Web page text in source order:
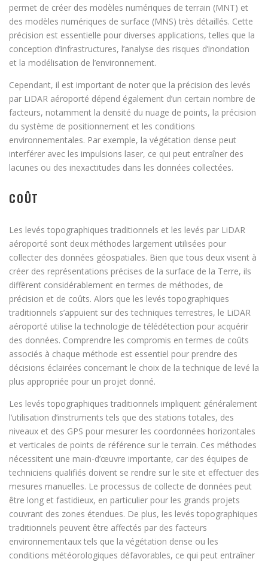
permet de créer des modèles numériques de terrain (MNT) et
des modèles numériques de surface (MNS) très détaillés. Cette
précision est essentielle pour diverses applications, telles que la
conception d’infrastructures, l’analyse des risques d’inondation
et la modélisation de l’environnement.
Cependant, il est important de noter que la précision des levés
par LiDAR aéroporté dépend également d’un certain nombre de
facteurs, notamment la densité du nuage de points, la précision
du système de positionnement et les conditions
environnementales. Par exemple, la végétation dense peut
interférer avec les impulsions laser, ce qui peut entraîner des
lacunes ou des inexactitudes dans les données collectées.
COÛT
Les levés topographiques traditionnels et les levés par LiDAR
aéroporté sont deux méthodes largement utilisées pour
collecter des données géospatiales. Bien que tous deux visent à
créer des représentations précises de la surface de la Terre, ils
diffèrent considérablement en termes de méthodes, de
précision et de coûts. Alors que les levés topographiques
traditionnels s’appuient sur des techniques terrestres, le LiDAR
aéroporté utilise la technologie de télédétection pour acquérir
des données. Comprendre les compromis en termes de coûts
associés à chaque méthode est essentiel pour prendre des
décisions éclairées concernant le choix de la technique de levé la
plus appropriée pour un projet donné.
Les levés topographiques traditionnels impliquent généralement
l’utilisation d’instruments tels que des stations totales, des
niveaux et des GPS pour mesurer les coordonnées horizontales
et verticales de points de référence sur le terrain. Ces méthodes
nécessitent une main-d’œuvre importante, car des équipes de
techniciens qualifiés doivent se rendre sur le site et effectuer des
mesures manuelles. Le processus de collecte de données peut
être long et fastidieux, en particulier pour les grands projets
couvrant des zones étendues. De plus, les levés topographiques
traditionnels peuvent être affectés par des facteurs
environnementaux tels que la végétation dense ou les
conditions météorologiques défavorables, ce qui peut entraîner